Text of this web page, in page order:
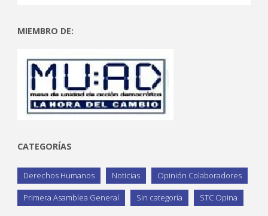
MIEMBRO DE:
CATEGORÍAS
Derechos Humanos Noticias Opinión Colaboradores
Primera Asamblea General Sin categoría STC Opina